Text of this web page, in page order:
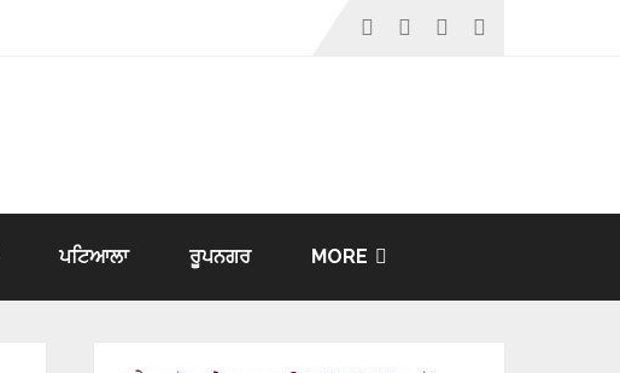
ਪਟਿਆਲਾ ਰੂਪਨਗਰ MORE